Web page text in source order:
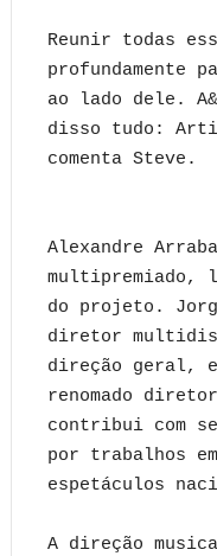
Reunir todas
profundamente
ao lado dele.
disso tudo:
Alexandre
multipremiado,
do projeto.
diretor
direção geral,
renomado
contribui com
por trabalhos
espetáculos
A direção